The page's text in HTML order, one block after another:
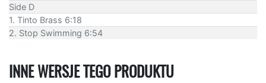
Side D
1. Tinto Brass 6:18
2. Stop Swimming 6:54
INNE WERSJE TEGO PRODUKTU